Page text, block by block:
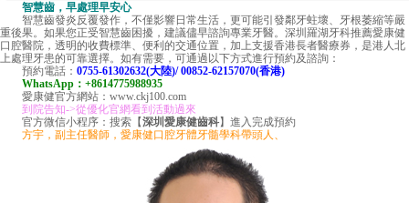
智慧齒，早處理早安心
智慧齒發炎反覆發作，不僅影響日常生活，更可能引發鄰牙蛀壞、牙根萎縮等嚴
重後果。如果您正受智慧齒困擾，建議儘早諮詢專業牙醫。深圳羅湖牙科推薦愛康健
口腔醫院，透明的收費標準、便利的交通位置，加上支援香港長者醫療券，是港人北
上處理牙患的可靠選擇。如有需要，可通過以下方式進行預約及諮詢：
預約電話： 0755-61302632(大陸)/ 00852-62157070(香港)
WhatsApp：+8614775988935
愛康健官方網站：www.ckj100.com
到院告知->從優化官網看到活動過來
官方微信小程序：搜索【深圳愛康健齒科】進入完成預約
方宇，副主任醫師，愛康健口腔牙體牙髓學科帶頭人、